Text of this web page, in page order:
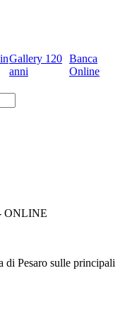
Gallery 120
anni
Banca
Online
ONLINE
di Pesaro sulle principali